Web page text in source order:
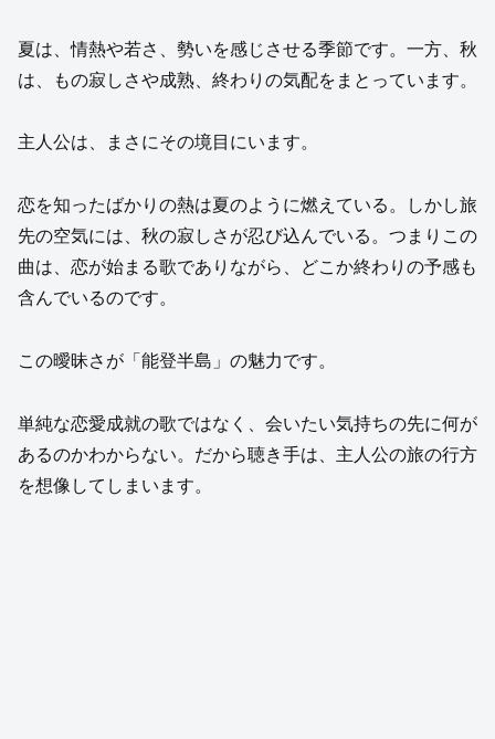
夏は、情熱や若さ、勢いを感じさせる季節です。一方、秋
は、もの寂しさや成熟、終わりの気配をまとっています。
主人公は、まさにその境目にいます。
恋を知ったばかりの熱は夏のように燃えている。しかし旅
先の空気には、秋の寂しさが忍び込んでいる。つまりこの
曲は、恋が始まる歌でありながら、どこか終わりの予感も
含んでいるのです。
この曖昧さが「能登半島」の魅力です。
単純な恋愛成就の歌ではなく、会いたい気持ちの先に何が
あるのかわからない。だから聴き手は、主人公の旅の行方
を想像してしまいます。